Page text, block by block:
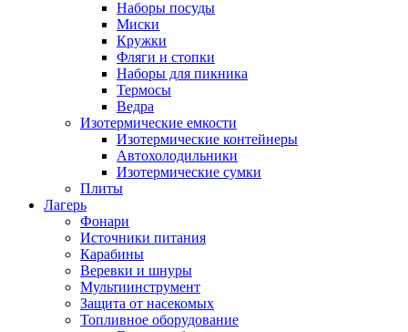
Наборы посуды
Миски
Кружки
Фляги и стопки
Наборы для пикника
Термосы
Ведра
Изотермические емкости
Изотермические контейнеры
Автохолодильники
Изотермические сумки
Плиты
Лагерь
Фонари
Источники питания
Карабины
Веревки и шнуры
Мультиинструмент
Защита от насекомых
Топливное оборудование